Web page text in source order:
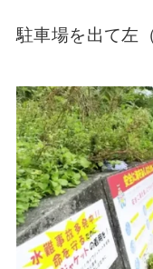
駐車場を出て左